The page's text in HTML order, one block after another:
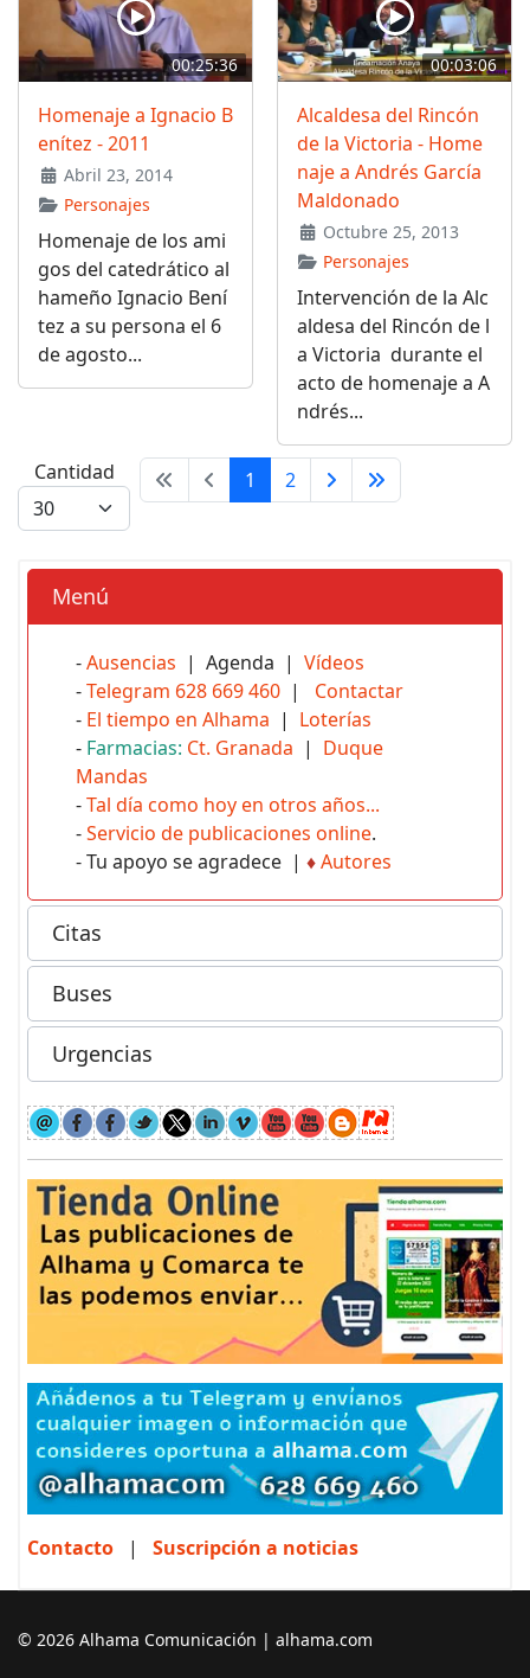
00:25:36
Homenaje a Ignacio B
enítez - 2011
Abril 23, 2014
Personajes
Homenaje de los ami
gos del catedrático al
hameño Ignacio Bení
tez a su persona el 6
de agosto...
00:03:06
Alcaldesa del Rincón
de la Victoria - Home
naje a Andrés García
Maldonado
Octubre 25, 2013
Personajes
Intervención de la Alc
aldesa del Rincón de l
a Victoria durante el
acto de homenaje a A
ndrés...
Cantidad 1 2
Menú
-Ausencias | Agenda | Vídeos
-Telegram 628 669 460 | Contactar
- El tiempo en Alhama | Loterías
- Farmacias: Ct. Granada | Duque
Mandas
-Tal día como hoy en otros años...
-Servicio de publicaciones online.
- Tu apoyo se agradece | ♦Autores
Citas
Buses
Urgencias
Contacto | Suscripción a noticias
© 2026 Alhama Comunicación | alhama.com